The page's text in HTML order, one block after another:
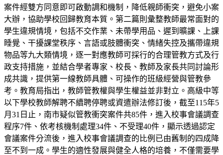
案件經雙方同意即可啟動調和機制，降低親師衝突，避免小案
大辦，協助學校回歸教育本質。第二篇則彙整教師最常面對的
學生違規情境，包括不交作業、未帶學用品、遲到曠課、上課
睡覺、干擾課堂秩序、言語或肢體衝突、情緒失控及攜帶違規
物品等九大類情境，逐一對應教師可採行的合理管教方式及行
政支持措施，並結合學者專家、校長、教師及家長共同討論形
成共識，提供第一線教師具體、可操作的班級經營與管教參
考。教育局指出，教師管教權與學生權益並非對立。高級中等
以下學校教師解聘不續聘停聘或資遣辦法修訂後，截至115年5
月31日止，南市疑似管教衝突案件共85件，進入校事會議調查
程序7件、依考核機制處理34件、不受理40件，顯示透過認定
會議案件分流後，進入校事會議調查的比例已由舊制的四成降
至不到一成。學生的適性發展與健全人格的培養，不僅需要學